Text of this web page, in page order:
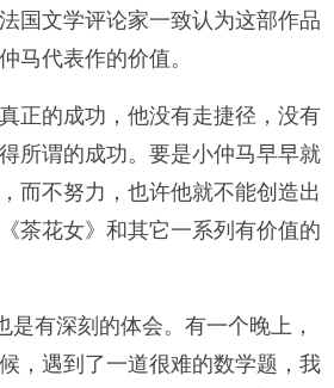
国文学评论家一致认为这部作品
马代表作的价值。
正的成功，他没有走捷径，没有
所谓的成功。要是小仲马早早就
而不努力，也许他就不能创造出
茶花女》和其它一系列有价值的
是有深刻的体会。有一个晚上，
，遇到了一道很难的数学题，我